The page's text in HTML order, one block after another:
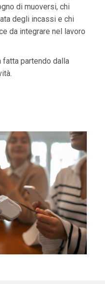
di muoversi, chi
degli incassi e chi
da integrare nel lavoro
fatta partendo dalla